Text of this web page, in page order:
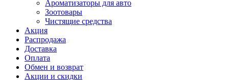
Ароматизаторы для авто
Зоотовары
Чистящие средства
Акция
Распродажа
Доставка
Оплата
Обмен и возврат
Акции и скидки